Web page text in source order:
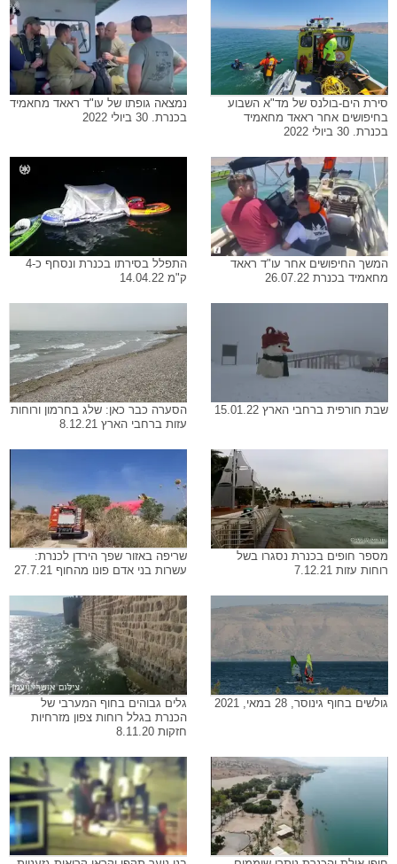
סירת הים-בולנס של מד"א השבוע
בחיפושים אחר ראאד מחאמיד
בכנרת. 30 ביולי 2022
נמצאה גופתו של עו"ד ראאד מחאמיד
בכנרת. 30 ביולי 2022
המשך החיפושים אחר עו"ד ראאד
מחאמיד בכנרת 26.07.22
התפלל בסירתו בכנרת ונסחף כ-4
ק"מ 14.04.22
שבת חורפית ברחבי הארץ 15.01.22
הסערה כבר כאן: שלג בחרמון ורוחות
עזות ברחבי הארץ 8.12.21
מספר חופים בכנרת נסגרו בשל
רוחות עזות 7.12.21
שריפה באזור שפך הירדן לכנרת:
עשרות בני אדם פונו מהחוף 27.7.21
גולשים בחוף גינוסר, 28 במאי, 2021
גלים גבוהים בחוף המערבי של
הכנרת בגלל רוחות צפון מזרחיות
חזקות 8.11.20